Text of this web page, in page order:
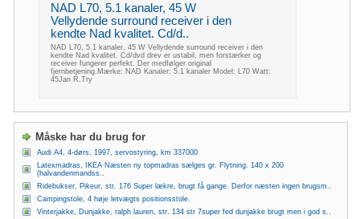
NAD L70, 5.1 kanaler, 45 W
Vellydende surround receiver i den
kendte Nad kvalitet. Cd/d..
NAD L70, 5.1 kanaler, 45 W Vellydende surround receiver i den
kendte Nad kvalitet. Cd/dvd drev er ustabil, men forstærker og
receiver fungerer perfekt. Der medfølger original
fjernbetjening.Mærke: NAD Kanaler: 5.1 kanaler Model: L70 Watt:
45Jan R.Try
Måske har du brug for
Audi A4, 4-dørs, 1997, servostyring, km 337000
Latexmadras, IKEA Næsten ny topmadras sælges gr. Flytning. 140 x 200
(halvandenmandss..
Ridebukser, Pikeur, str. 176 Super lækre, brugt få gange. Derfor næsten ingen brugsm..
Campingstole, 4 høje letvægts positionsstole.
Vinterjakke, Dunjakke, ralph lauren, str. 134 str 7super fed dunjakke brugt men i god s..